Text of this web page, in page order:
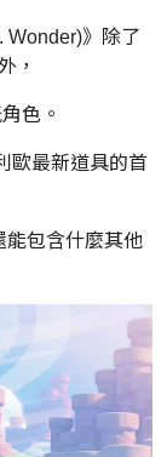
Wonder)》除了
，
色。
歐最新道具的首
能包含什麼其他